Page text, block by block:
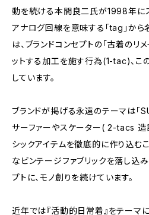
動を続ける本間良二氏が1998年にス
アナログ回線を意味する「tag」から
は、ブランドコンセプトの「古着のリ
ットする加工を施す行為(1-tac)、こ
しています。
ブランドが掲げる永遠のテーマは「
サーファーやスケーター( 2-tacs
シックアイテムを徹底的に作り込む
なビンテージファブリックを落し込
プトに、モノ創りを続けています。
近年では『活動的日常着』をテーマ